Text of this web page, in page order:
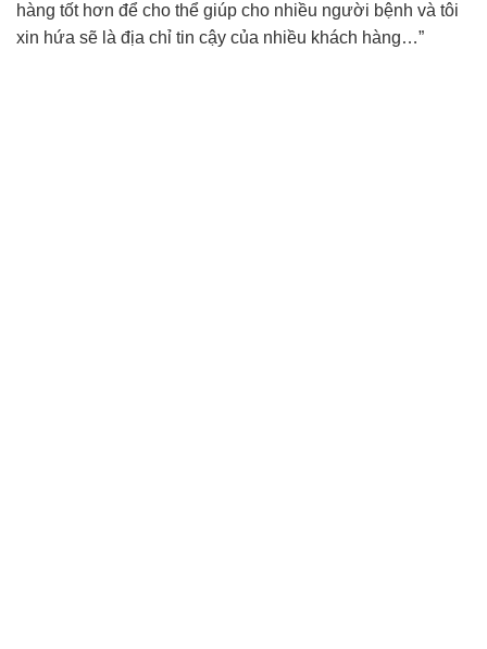
hàng tốt hơn để cho thể giúp cho nhiều người bệnh và tôi
xin hứa sẽ là địa chỉ tin cậy của nhiều khách hàng…”